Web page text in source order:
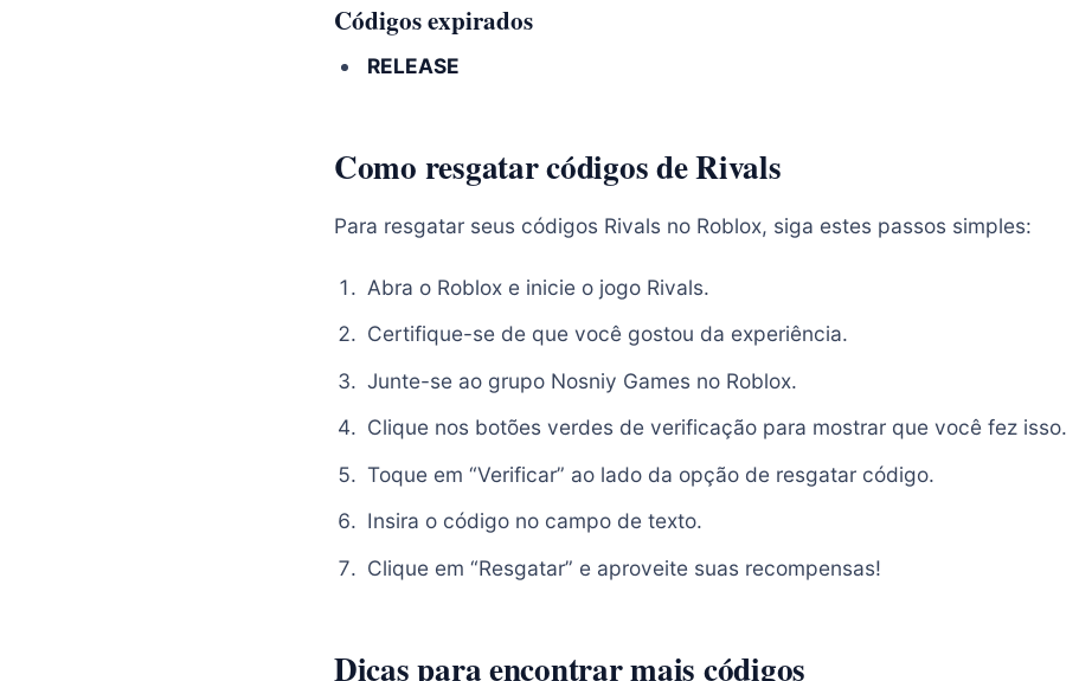
Códigos expirados
RELEASE
Como resgatar códigos de Rivals
Para resgatar seus códigos Rivals no Roblox, siga estes passos simples:
Abra o Roblox e inicie o jogo Rivals.
Certifique-se de que você gostou da experiência.
Junte-se ao grupo Nosniy Games no Roblox.
Clique nos botões verdes de verificação para mostrar que você fez isso.
Toque em “Verificar” ao lado da opção de resgatar código.
Insira o código no campo de texto.
Clique em “Resgatar” e aproveite suas recompensas!
Dicas para encontrar mais códigos